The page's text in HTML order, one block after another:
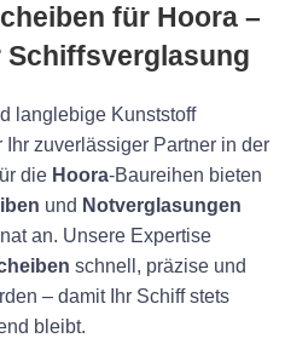
für Hoora –
Schiffsverglasung
langlebige Kunststoff
Ihr zuverlässiger Partner in der
die Hoora-Baureihen bieten
und Notverglasungen
an. Unsere Expertise
schnell, präzise und
– damit Ihr Schiff stets
bleibt.